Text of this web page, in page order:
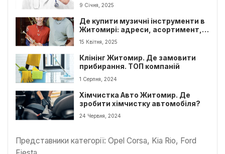
9 Січня, 2025
Де купити музичні інструменти в
Житомирі: адреси, асортимент,
ціни
15 Квітня, 2025
Клінінг Житомир. Де замовити
прибирання. ТОП компаній
1 Серпня, 2024
Хімчистка Авто Житомир. Де
зробити хімчистку автомобіля?
24 Червня, 2024
Представники категорії: Opel Corsa, Kia Rio, Ford